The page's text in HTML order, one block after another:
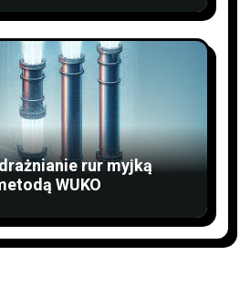
rur myjką
WUKO